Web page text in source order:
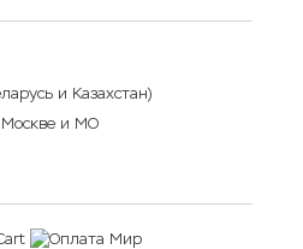
и Казахстан)
Москве и МО